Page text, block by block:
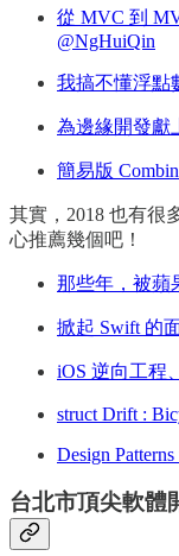
從 MVC 到
@NgHuiQin
我搞不懂浮點
為邊緣開發獻
簡易版
其實，2018 也有很
心推薦幾個吧！
那些年，被蘋
掀起 Swift 的
iOS 逆向工程
struct Drift :
Design
台北市頂尖軟體